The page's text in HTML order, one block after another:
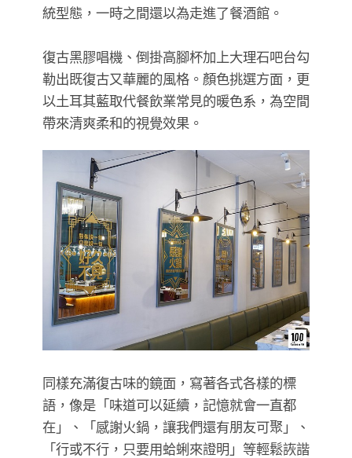
統型態，一時之間還以為走進了餐酒館。
復古黑膠唱機、倒掛高腳杯加上大理石吧台勾
勒出既復古又華麗的風格。顏色挑選方面，更
以土耳其藍取代餐飲業常見的暖色系，為空間
帶來清爽柔和的視覺效果。
同樣充滿復古味的鏡面，寫著各式各樣的標
語，像是「味道可以延續，記憶就會一直都
在」、「感謝火鍋，讓我們還有朋友可聚」、
「行或不行，只要用蛤蜊來證明」等輕鬆詼諧